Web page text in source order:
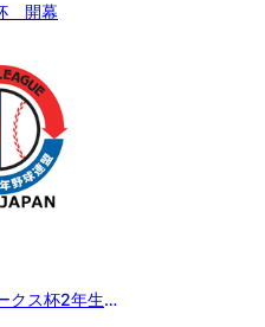
開幕
クス杯2年生大